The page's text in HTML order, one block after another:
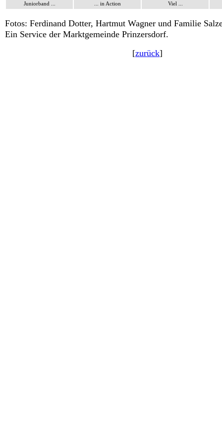
Juniorband ... ... in Action Viel ...
Fotos: Ferdinand Dotter, Hartmut Wagner und Familie
Ein Service der Marktgemeinde Prinzersdorf.
[zurück]